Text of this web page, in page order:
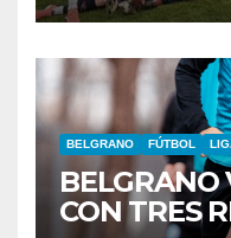
BELGRANO FÚTBOL
BELGRANO
CON TRES